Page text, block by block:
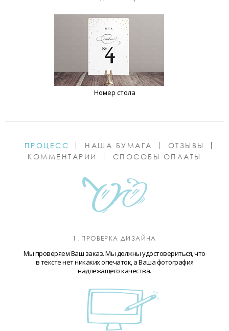
Номер стола
ПРОЦЕСС НАША БУМАГА
ОТЗЫВЫ
КОММЕНТАРИИ
СПОСОБЫ ОПЛАТЫ
1. ПРОВЕРКА ДИЗАЙНА
Мы проверяем Ваш заказ. Мы должны удостовериться, что
в тексте нет никаких опечаток, а Ваша фотография
надлежащего качества.